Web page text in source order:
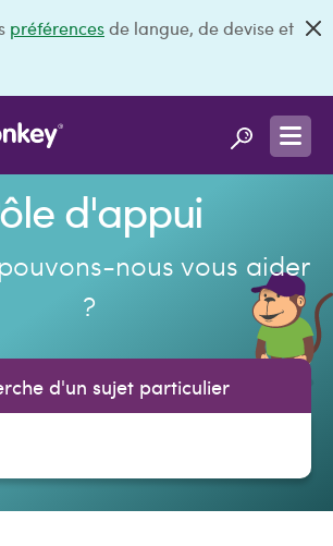
préférencesde langue, de devise et
d'appui
nous vous aider
?
d'un sujet particulier